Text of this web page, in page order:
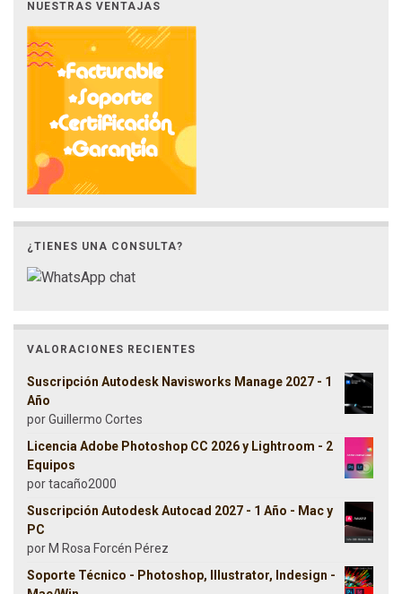
NUESTRAS VENTAJAS
¿TIENES UNA CONSULTA?
VALORACIONES RECIENTES
Suscripción Autodesk Navisworks Manage 2027 - 1
Año
por Guillermo Cortes
Licencia Adobe Photoshop CC 2026 y Lightroom - 2
Equipos
por tacaño2000
Suscripción Autodesk Autocad 2027 - 1 Año - Mac y
PC
por M Rosa Forcén Pérez
Soporte Técnico - Photoshop, Illustrator, Indesign -